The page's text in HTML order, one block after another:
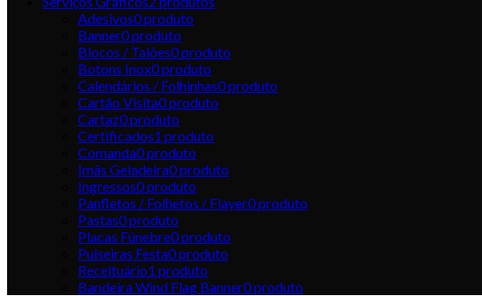
Adesivos0produto
Banner0produto
Blocos / Talões0produto
Botons Inox0produto
Calendários / Folhinhas0produto
Cartão Visita0produto
Cartaz0produto
Certificados1 produto
Comanda0produto
Imãs Geladeira0produto
Ingressos0produto
Panfletos / Folhetos / Flayer0produto
Pastas0produto
Placas Fúnebre0produto
Pulseiras Festa0produto
Receituário1 produto
Bandeira Wind Flag Banner0produto